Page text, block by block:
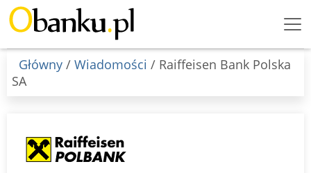
Menu
Główny / Wiadomości / Raiffeisen Bank Polska
SA